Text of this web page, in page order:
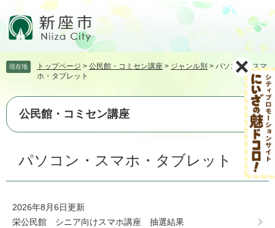
頭
す。
飛
て
本
現在地 トップページ > 公民館・コミセン講座 > ジャンル別 > パソコン・スマ
ホ・タブレット
公民館・コミセン講座
パソコン・スマホ・タブレット
2026年8月6日更新
栄公民館 シニア向けスマホ講座 抽選結果